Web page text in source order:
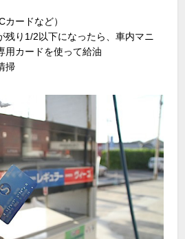
ードなど）
残り1/2以下になったら、車内マニ
用カードを使って給油
掃